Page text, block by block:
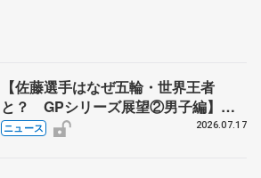
【佐藤選手はなぜ五輪・世界王者
と？ GPシリーズ展望②男子編】
ポッドキャスト#73を配信
ニュース 2026.07.17